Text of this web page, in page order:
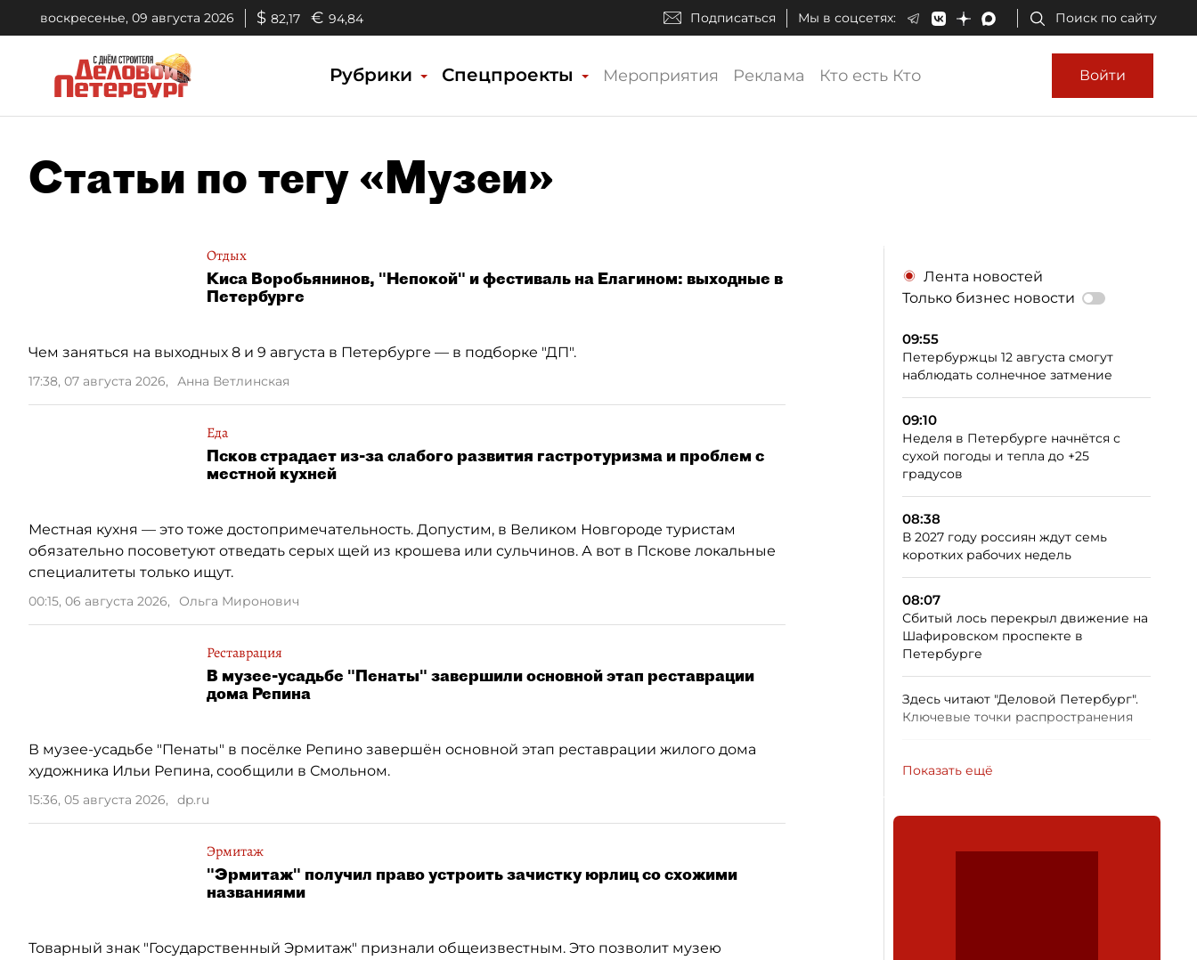
воскресенье, 09 августа 2026 $ 82,17 € 94,84 Подписаться Мы в соцсетях: Поиск по сайту
Рубрики Спецпроекты Мероприятия Реклама Кто есть Кто Войти
Статьи по тегу «Музеи»
Отдых
Киса Воробьянинов, "Непокой" и фестиваль на Елагином: выходные в
Петербурге
Чем заняться на выходных 8 и 9 августа в Петербурге — в подборке "ДП".
17:38, 07 августа 2026, Анна Ветлинская
Еда
Псков страдает из-за слабого развития гастротуризма и проблем с
местной кухней
Местная кухня — это тоже достопримечательность. Допустим, в Великом Новгороде туристам
обязательно посоветуют отведать серых щей из крошева или сульчинов. А вот в Пскове локальные
специалитеты только ищут.
00:15, 06 августа 2026, Ольга Миронович
Реставрация
В музее-усадьбе "Пенаты" завершили основной этап реставрации
дома Репина
В музее-усадьбе "Пенаты" в посёлке Репино завершён основной этап реставрации жилого дома
художника Ильи Репина, сообщили в Смольном.
15:36, 05 августа 2026, dp.ru
Эрмитаж
"Эрмитаж" получил право устроить зачистку юрлиц со схожими
названиями
Товарный знак "Государственный Эрмитаж" признали общеизвестным. Это позволит музею
Лента новостей
Только бизнес новости
09:55
Петербуржцы 12 августа смогут
наблюдать солнечное затмение
09:10
Неделя в Петербурге начнётся с
сухой погоды и тепла до +25
градусов
08:38
В 2027 году россиян ждут семь
коротких рабочих недель
08:07
Сбитый лось перекрыл движение на
Шафировском проспекте в
Петербурге
Здесь читают "Деловой Петербург".
Ключевые точки распространения
Показать ещё